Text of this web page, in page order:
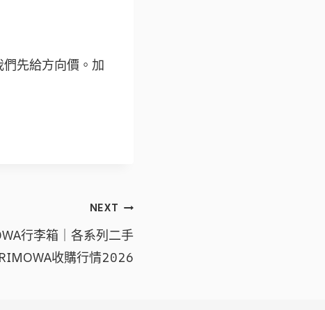
先給方向價。加
NEXT
行李箱｜各系列二手
收購行情2026